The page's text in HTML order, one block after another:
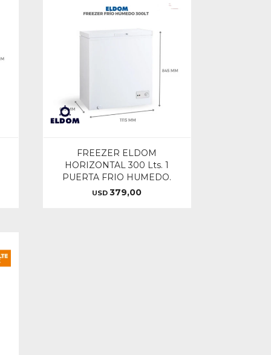
FREEZER ELDOM
HORIZONTAL 300 Lts. 1
PUERTA FRIO HUMEDO.
USD 379,00